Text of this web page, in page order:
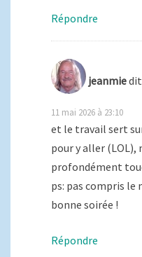
Répondre
jeanmiedit
11 mai 2026 à 23:10
et le travail sert
pour y aller (LOL),
profondément
ps: pas compris le
bonne soirée !
Répondre